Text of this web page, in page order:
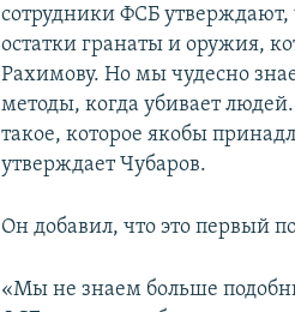
сотрудники ФСБ утверждают,
остатки гранаты и оружия,
Рахимову. Но мы чудесно
методы, когда убивает
такое, которое якобы
утверждает Чубаров.
Он добавил, что это первый
«Мы не знаем больше